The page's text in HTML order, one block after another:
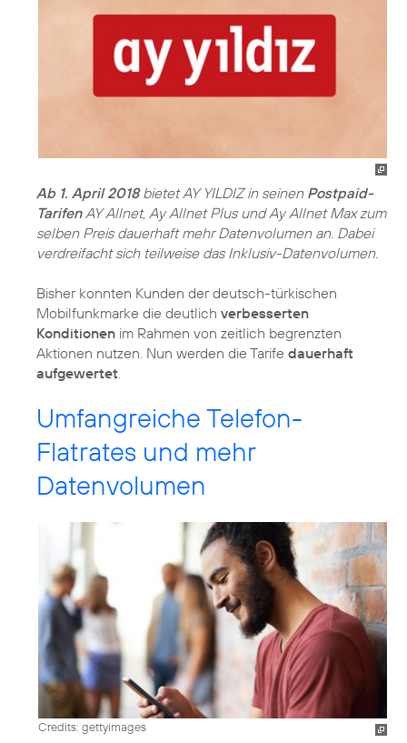
Ab 1. April 2018bietet AY YILDIZ in seinen Postpaid-
TarifenAY Allnet, Ay Allnet Plus und Ay Allnet Max zum
selben Preis dauerhaft mehr Datenvolumen an. Dabei
verdreifacht sich teilweise das Inklusiv-Datenvolumen.
Bisher konnten Kunden der deutsch-türkischen
Mobilfunkmarke die deutlich verbesserten
Konditionen im Rahmen von zeitlich begrenzten
Aktionen nutzen. Nun werden die Tarife dauerhaft
aufgewertet
Umfangreiche Telefon-
Flatrates und mehr
Datenvolumen
Credits: gettyimages